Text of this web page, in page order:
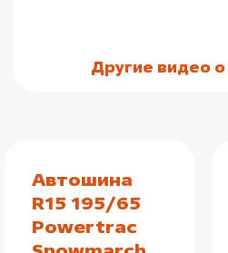
Другие видео
Автошина
R15 195/65
Powertrac